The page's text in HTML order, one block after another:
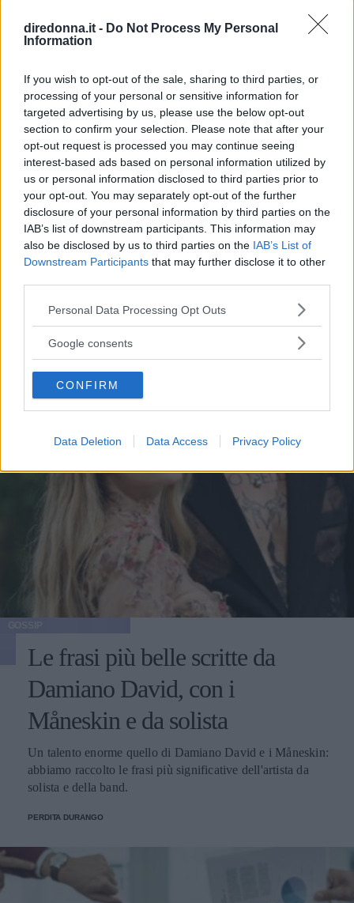
diredonna.it - Do Not Process My Personal
Information
If you wish to opt-out of the sale, sharing to third parties, or
processing of your personal or sensitive information for
targeted advertising by us, please use the below opt-out
section to confirm your selection. Please note that after your
opt-out request is processed you may continue seeing
interest-based ads based on personal information utilized by
us or personal information disclosed to third parties prior to
your opt-out. You may separately opt-out of the further
disclosure of your personal information by third parties on the
IAB’s list of downstream participants. This information may
also be disclosed by us to third parties on the IAB’s List of
Downstream Participants that may further disclose it to other
Please note that this website/app uses one or more Google
not limited to your visit or usage behaviour. You may click to
use your data for below specified purposes in below Google
consent section.
Personal Data Processing Opt Outs
Google consents
CONFIRM
Data Deletion Data Access Privacy Policy
GOSSIP
Tailleur cerimonia 2025
economici: i più belli di Zara,
Zalando, H&M, Mango e altri
Da Zara a H&M, passando per Mango e Stradivarius: la
bella stagione alle porte significa solo una cosa,
"cerimonie" e per arrivarci al meglio si può dare
un'occhiata nella sezione tailleur di questi brand.
NATASCIA_ALIBANI
Le frasi più belle scritte da
Damiano David, con i
Måneskin e da solista
Un talento enorme quello di Damiano David e i Måneskin:
abbiamo raccolto le frasi più significative dell'artista da
solista e della band.
PERDITA DURANGO